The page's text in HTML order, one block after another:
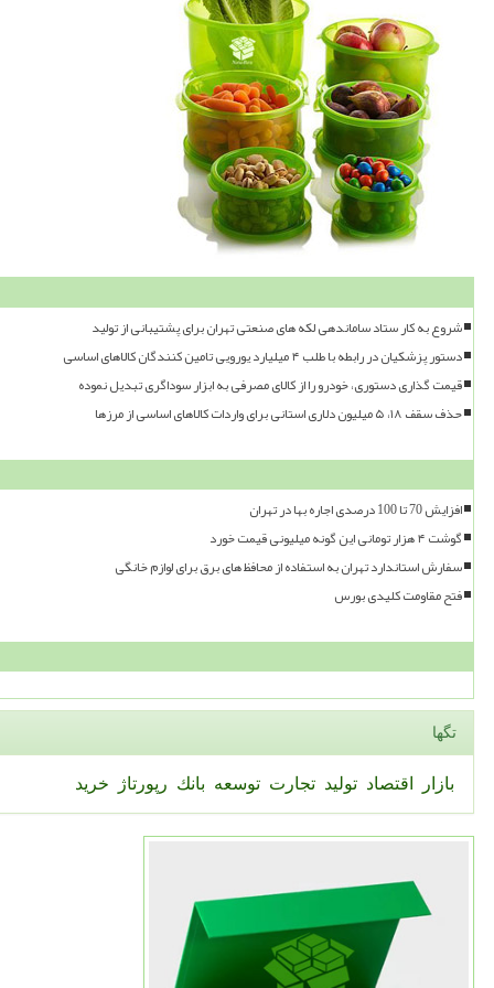
شروع به کار ستاد ساماندهی لکه های صنعتی تهران برای پشتیبانی از تولید
دستور پزشکیان در رابطه با طلب ۴ میلیارد یورویی تامین کنندگان کالاهای اساسی
قیمت گذاری دستوری، خودرو را از کالای مصرفی به ابزار سوداگری تبدیل نموده
حذف سقف ۱۸، ۵ میلیون دلاری استانی برای واردات کالاهای اساسی از مرزها
افزایش 70 تا 100 درصدی اجاره بها در تهران
گوشت ۴ هزار تومانی این گونه میلیونی قیمت خورد
سفارش استاندارد تهران به استفاده از محافظ های برق برای لوازم خانگی
فتح مقاومت کلیدی بورس
تگها
بازار اقتصاد تولید تجارت توسعه بانك رپورتاژ خرید